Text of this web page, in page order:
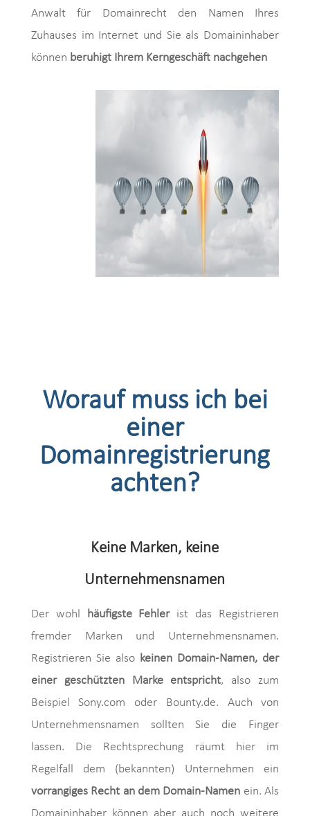
Anwalt für Domainrecht den Namen Ihres
Zuhauses im Internet und Sie als Domaininhaber
können beruhigt Ihrem Kerngeschäft nachgehen
Worauf muss ich bei
einer
Domainregistrierung
achten?
Keine Marken, keine
Unternehmensnamen
Der wohl häufigste Fehlerist das Registrieren
fremder Marken und Unternehmensnamen.
Registrieren Sie also keinen Domain-Namen, der
einer geschützten Marke entspricht, also zum
Beispiel Sony.com oder Bounty.de. Auch von
Unternehmensnamen sollten Sie die Finger
lassen. Die Rechtsprechung räumt hier im
Regelfall dem (bekannten) Unternehmen ein
vorrangiges Recht an dem Domain-Namen ein. Als